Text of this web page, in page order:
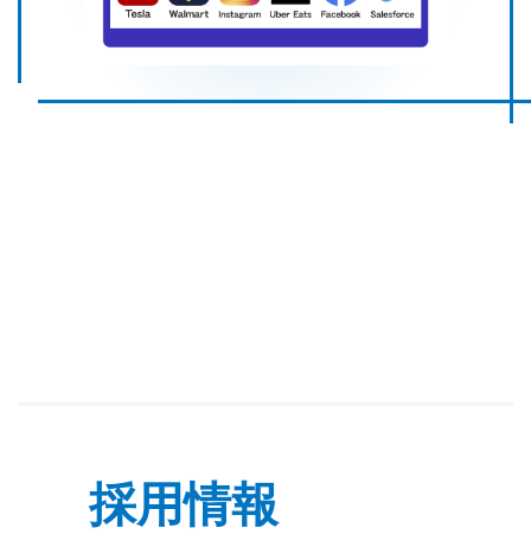
採用情報